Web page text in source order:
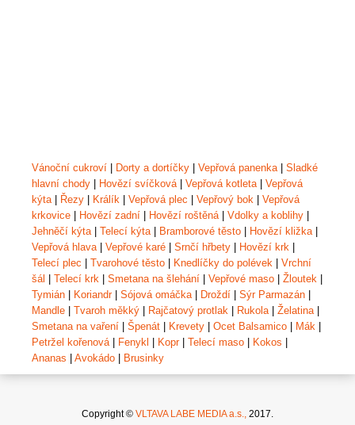
Vánoční cukroví Dorty a dortíčky Vepřová panenka| Sladké
hlavní chody
Hovězí svíčková| Vepřová kotleta| Vepřová
kýta| Řezy Králík Vepřová plec Vepřový bok
Vepřová
krkovice
Hovězí zadní Hovězí roštěná| Vdolky a koblihy
Jehněčí kýta| Telecí kýta| Bramborové těsto Hovězí kližka|
Vepřová hlava| Vepřové karé Srnčí hřbety Hovězí krk
Telecí plec
Tvarohové těsto Knedlíčky do polévek
Vrchní
šál
Telecí krk Smetana na šlehání Vepřové maso Žloutek
Tymián
Koriandr| Sójová omáčka| Droždí Sýr Parmazán
Mandle
Tvaroh měkký Rajčatový protlak Rukola| Želatina|
Smetana na vaření
Špenát Krevety Ocet Balsamico Mák
Petržel kořenová| Fenykl Kopr| Telecí maso Kokos
Ananas
Avokádo Brusinky
Copyright © VLTAVA LABE MEDIA a.s., 2017.